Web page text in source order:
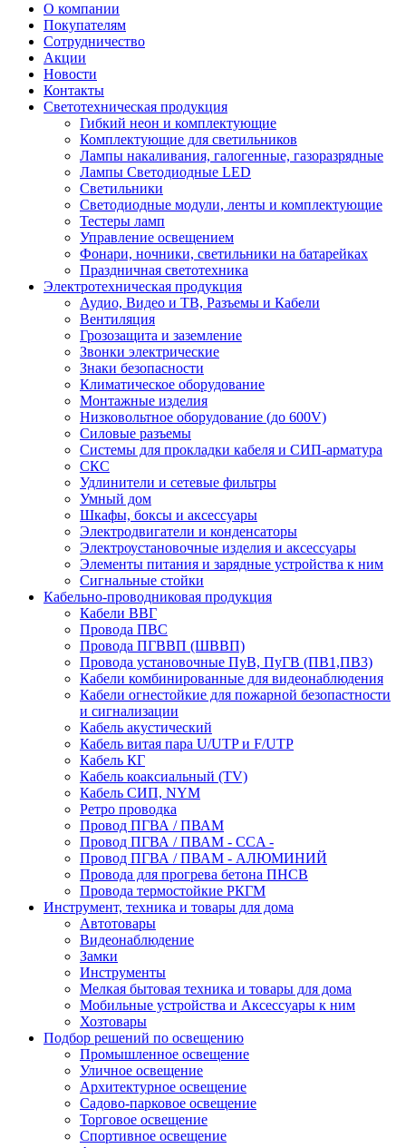
О компании
Покупателям
Сотрудничество
Акции
Новости
Контакты
Светотехническая продукция
Гибкий неон и комплектующие
Комплектующие для светильников
Лампы накаливания, галогенные, газоразрядные
Лампы Светодиодные LED
Светильники
Светодиодные модули, ленты и комплектующие
Тестеры ламп
Управление освещением
Фонари, ночники, светильники на батарейках
Праздничная светотехника
Электротехническая продукция
Аудио, Видео и ТВ, Разъемы и Кабели
Вентиляция
Грозозащита и заземление
Звонки электрические
Знаки безопасности
Климатическое оборудование
Монтажные изделия
Низковольтное оборудование (до 600V)
Силовые разъемы
Системы для прокладки кабеля и СИП-арматура
СКС
Удлинители и сетевые фильтры
Умный дом
Шкафы, боксы и аксессуары
Электродвигатели и конденсаторы
Электроустановочные изделия и аксессуары
Элементы питания и зарядные устройства к ним
Сигнальные стойки
Кабельно-проводниковая продукция
Кабели ВВГ
Провода ПВС
Провода ПГВВП (ШВВП)
Провода установочные ПуВ, ПуГВ (ПВ1,ПВ3)
Кабели комбинированные для видеонаблюдения
Кабели огнестойкие для пожарной безопастности
и сигнализации
Кабель акустический
Кабель витая пара U/UTP и F/UTP
Кабель КГ
Кабель коаксиальный (TV)
Кабель СИП, NYM
Ретро проводка
Провод ПГВА / ПВАМ
Провод ПГВА / ПВАМ - CCA -
Провод ПГВА / ПВАМ - АЛЮМИНИЙ
Провода для прогрева бетона ПНСВ
Провода термостойкие РКГМ
Инструмент, техника и товары для дома
Автотовары
Видеонаблюдение
Замки
Инструменты
Мелкая бытовая техника и товары для дома
Мобильные устройства и Аксессуары к ним
Хозтовары
Подбор решений по освещению
Промышленное освещение
Уличное освещение
Архитектурное освещение
Садово-парковое освещение
Торговое освещение
Спортивное освещение